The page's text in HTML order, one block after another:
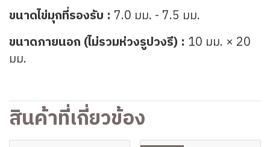
ขนาดไข่มุกที่รองรับ : 7.0 มม. - 7.5 มม.
ขนาดภายนอก (ไม่รวมห่วงรูปวงรี) : 10 มม. × 20
มม.
สินค้าที่เกี่ยวข้อง